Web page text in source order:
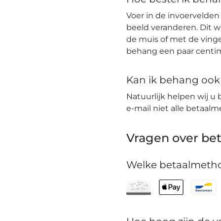
Voer in de
beeld veranderen. Dit
de muis of met de
behang een paar
Kan ik behang
Natuurlijk helpen wij u
e-mail niet alle
Vragen over
Welke